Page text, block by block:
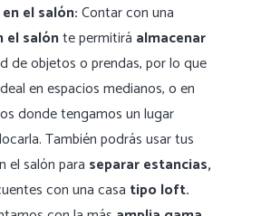
el salón:Contar con una
el salónte permitirá almacenar
de objetos o prendas, por lo que
en espacios medianos, o en
donde tengamos un lugar
También podrás usar tus
el salón para separar estancias,
con una casa tipo loft.